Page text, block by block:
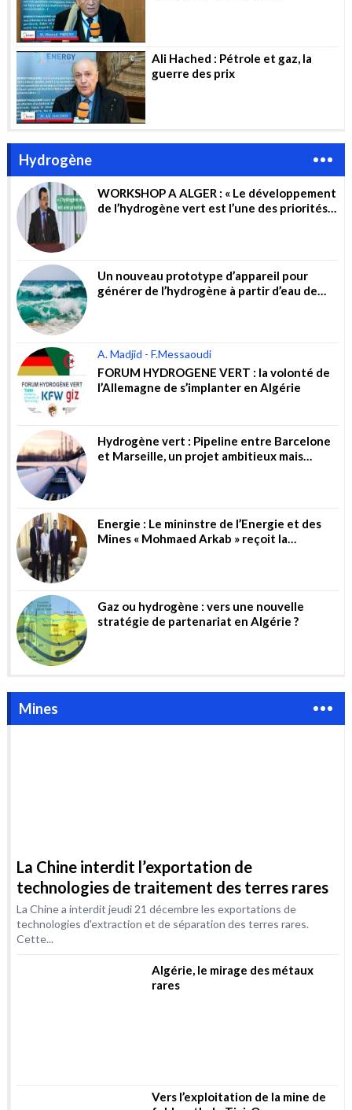
Ali Hached : Pétrole et gaz, la
guerre des prix
Hydrogène
WORKSHOP A ALGER : « Le développement
de l’hydrogène vert est l’une des priorités
Un nouveau prototype d’appareil pour
générer de l’hydrogène à partir d’eau de
A. Madjid - F.Messaoudi
FORUM HYDROGENE VERT : la volonté de
l’Allemagne de s’implanter en Algérie
Hydrogène vert : Pipeline entre Barcelone
et Marseille, un projet ambitieux mais
Energie : Le mininstre de l’Energie et des
Mines « Mohmaed Arkab » reçoit la
Gaz ou hydrogène : vers une nouvelle
stratégie de partenariat en Algérie ?
Mines
La Chine interdit l’exportation de
La Chine a interdit jeudi 21 décembre les exportations de
technologies d'extraction et de séparation des terres rares.